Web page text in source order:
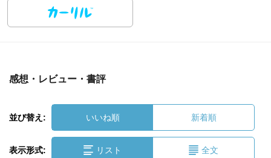
感想・レビュー・書評
並び替え: いいね順 新着順
表示形式: リスト 全文